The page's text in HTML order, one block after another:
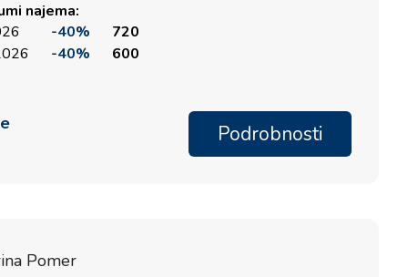
najema:
-40%
720
-40% 600
Podrobnosti
Pomer